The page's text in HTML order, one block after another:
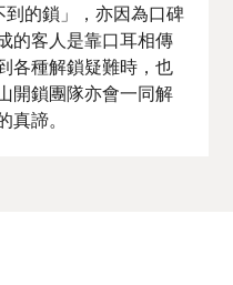
的鎖」，亦因為口碑
的客人是靠口耳相傳
各種解鎖疑難時，也
開鎖團隊亦會一同解
真諦。